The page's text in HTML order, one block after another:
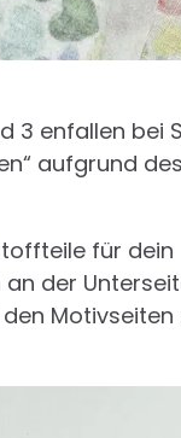
3 enfallen bei
aufgrund
für dein
der
Motivseiten